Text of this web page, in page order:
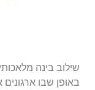
שילוב בינה
באופן שבו